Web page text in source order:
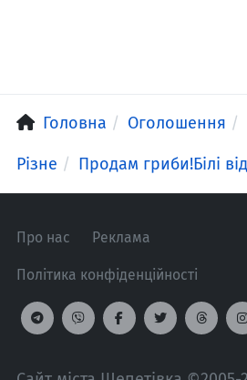
Головна Оголошення
Різне Продам гриби!Білі
Про нас Реклама
Політика конфіденційності